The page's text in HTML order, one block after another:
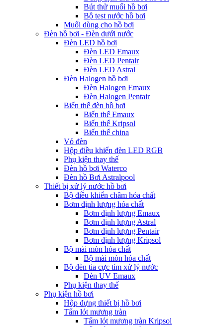
Bút thử muối hồ bơi
Bộ test nước hồ bơi
Muối dùng cho hồ bơi
Đèn hồ bơi - Đèn dưới nước
Đèn LED hồ bơi
Đèn LED Emaux
Đèn LED Pentair
Đèn LED Astral
Đèn Halogen hồ bơi
Đèn Halogen Emaux
Đèn Halogen Pentair
Biến thế đèn hồ bơi
Biến thế Emaux
Biến thế Kripsol
Biến thế china
Vỏ đèn
Hộp điều khiển đèn LED RGB
Phụ kiện thay thế
Đèn hồ bơi Waterco
Đèn hồ Bơi Astralpool
Thiết bị xử lý nước hồ bơi
Bộ điều khiển châm hóa chất
Bơm định lượng hóa chất
Bơm định lượng Emaux
Bơm định lượng Astral
Bơm định lượng Pentair
Bơm định lượng Kripsol
Bộ mài mòn hóa chất
Bộ mài mòn hóa chất
Bộ đèn tia cực tím xử lý nước
Đèn UV Emaux
Phụ kiện thay thế
Phụ kiện hồ bơi
Hộp đựng thiết bị hồ bơi
Tấm lót mương tràn
Tấm lót mương tràn Kripsol